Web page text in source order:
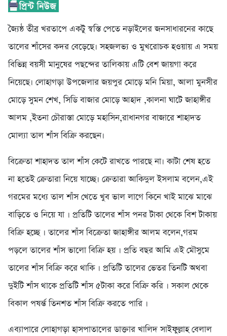
জ্যৈন্ঠ তীব্র খরতাপে একটু স্বস্তি পেতে নড়াইলের জনসাধারনের কাছে
তালের শাঁসের কদর বেড়েছে। সহজলভ্য ও মুখরোচক হওয়ায় এ সময়
বিভিন্ন বয়সী মানুষের পছন্দের তালিকায় এটি বেশ জায়গা করে
নিয়েছে। লোহাগড়া উপজেলার জয়পুর মোড়ে মনি মিয়া, আলা মুনসীর
মোড়ে সুমন শেখ, সিডি বাজার মোড়ে আহাদ ,কালনা ঘাটে জাহাঙ্গীর
আলম ,ইতনা চৌরাস্তা মোড়ে মহাসিন,রাধানগর বাজারে শাহাদত
মোল্যা তাল শাঁস বিক্রি করছেন।
বিক্রেতা শাহাদত তাল শাঁস কেটে রাখতে পারছে না। কাটা শেষ হতে
না হতেই ক্রেতারা নিয়ে যাচ্ছে। ক্রেতারা আকিদুল ইসলাম বলেন,এই
গরমের মধ্যে তাল শাঁস খেতে খুব ভাল লাগে কিনে খাই মাঝে মাঝে
বাড়িতে ও নিয়ে যা । প্রতিটি তালের শাঁস পনর টাকা থেকে বিশ টাকায়
বিক্রি হচ্ছে । তালের শাঁস বিক্রেতা জাহাঙ্গীর আলম বলেন,গরম
পড়লে তালের শাঁস ভালো বিক্রি হয় । প্রতি বছর আমি এই মৌসুমে
তালের শাঁস বিক্রি করে থাকি । প্রতিটি তালের ভেতর তিনটি অথবা
দুইটি শাঁস থাকে প্রতিটি শাঁস ৫টাকা করে বিক্রি করি । সকাল থেকে
বিকাল পষর্ন্ত তিনশত শাঁস বিক্রি করতে পারি ।
এব্যাপারে লোহাগড়া হাসপাতালের ডাক্তার খালিদ সাইফুল্লাহ বেলাল